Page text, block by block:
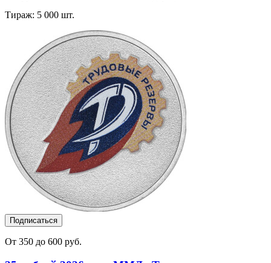
Тираж: 5 000 шт.
Подписаться
От 350 до 600 руб.